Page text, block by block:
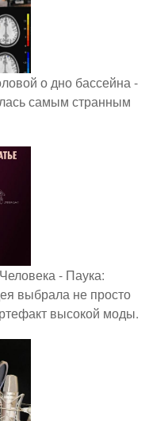
о дно бассейна -
самым странным
- Паука:
выбрала не просто
высокой моды.